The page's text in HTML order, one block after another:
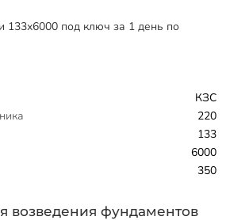
133х6000 под ключ за 1 день по
КЗС
220
133
6000
350
возведения фундаментов